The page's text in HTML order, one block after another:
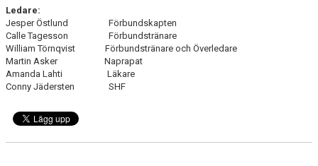
Ledare:
Jesper Östlund Förbundskapten
Calle Tagesson Förbundstränare
William Törnqvist Förbundstränare och Överledare
Martin Asker Naprapat
Amanda Lahti Läkare
Conny Jädersten SHF